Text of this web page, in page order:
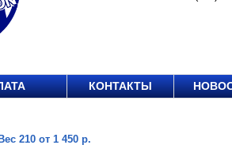
КОНТАКТЫ
210 от 1 450 р.